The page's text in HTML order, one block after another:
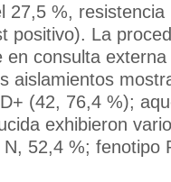
27,5 %, resistencia
positivo). La
en consulta
aislamientos
(42, 76,4 %);
exhibieron
52,4 %; fenotipo